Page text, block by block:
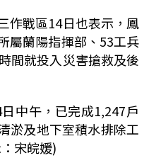
作戰區14日也表示，鳳
屬蘭陽指揮部、53工兵
間就投入災害搶救及後
中午，已完成1,247戶
淤及地下室積水排除工
宋皖媛)